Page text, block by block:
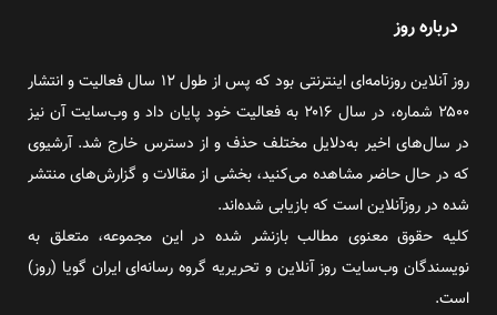
درباره روز
روز آنلاین روزنامه‌ای اینترنتی بود که پس از طول ۱۲ سال فعالیت و انتشار
۲۵۰۰ شماره، در سال ۲۰۱۶ به فعالیت خود پایان داد و وب‌سایت آن نیز
در سال‌های اخیر به‌دلایل مختلف حذف و از دسترس خارج شد. آرشیوی
که در حال حاضر مشاهده می‌کنید، بخشی از مقالات و گزارش‌های منتشر
شده در روزآنلاین است که بازیابی شده‌اند.
کلیه حقوق معنوی مطالب بازنشر شده در این مجموعه، متعلق به
نویسندگان وب‌سایت روز آنلاین و تحریریه گروه رسانه‌ای ایران گویا (روز)
است.